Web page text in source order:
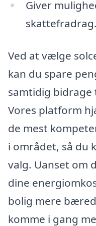
Giver
skattefradrag.
Ved at vælge
kan du spare
samtidig
Vores platform
de mest
i området, så du
valg. Uanset om
dine
bolig mere
komme i gang